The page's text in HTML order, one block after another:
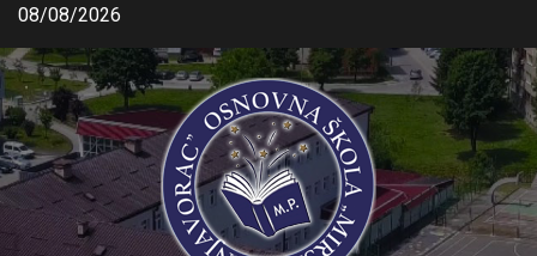
08/08/2026